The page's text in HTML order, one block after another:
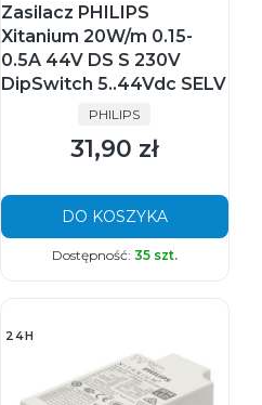
Zasilacz PHILIPS
Xitanium 20W/m 0.15-
0.5A 44V DS S 230V
DipSwitch 5..44Vdc SELV
PRODUCENT
PHILIPS
Cena
31,90 zł
DO KOSZYKA
Dostępność: 35 szt.
24H